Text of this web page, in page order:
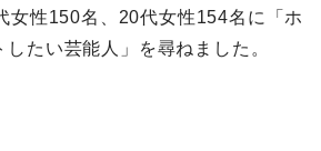
女性150名、20代女性154名に「ホ
たい芸能人」を尋ねました。